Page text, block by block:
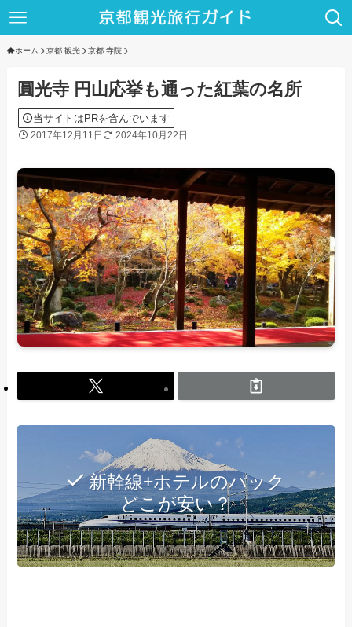
ホーム 京都 観光 京都 寺院
圓光寺 円山応挙も通った紅葉の名所
当サイトはPRを含んでいます
2017年12月11日 2024年10月22日
新幹線+ホテルのパック
どこが安い？